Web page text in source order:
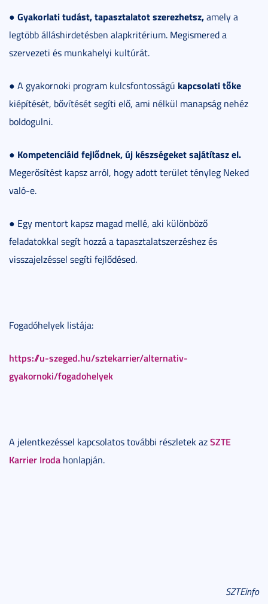
● Gyakorlati tudást, tapasztalatot szerezhetsz,amely a
legtöbb álláshirdetésben alapkritérium. Megismered a
szervezeti és munkahelyi kultúrát.
● A gyakornoki program kulcsfontosságú kapcsolati tőke
kiépítését, bővítését segíti elő, ami nélkül manapság nehéz
boldogulni.
● Kompetenciáid fejlődnek, új készségeket sajátítasz el.
Megerősítést kapsz arról, hogy adott terület tényleg Neked
való-e.
● Egy mentort kapsz magad mellé, aki különböző
feladatokkal segít hozzá a tapasztalatszerzéshez és
visszajelzéssel segíti fejlődésed.
Fogadóhelyek listája:
https://u-szeged.hu/sztekarrier/alternativ-
gyakornoki/fogadohelyek
A jelentkezéssel kapcsolatos további részletek azSZTE
Karrier Iroda honlapján.
SZTEinfo